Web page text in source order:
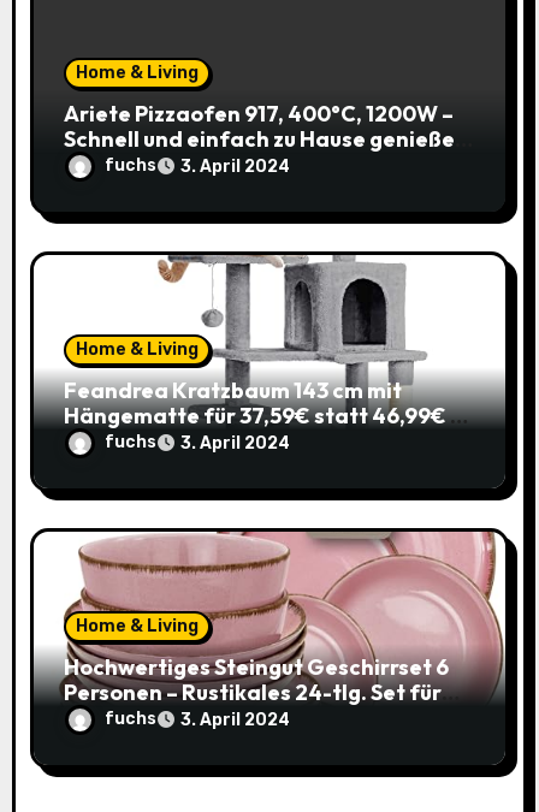
Home & Living
Ariete Pizzaofen 917, 400°C, 1200W –
Schnell und einfach zu Hause genießen!
(Prime)
fuchs 3. April 2024
Home & Living
Feandrea Kratzbaum 143 cm mit
Hängematte für 37,59€ statt 46,99€ –
Katzenspaß zum Sparpreis!
fuchs 3. April 2024
Home & Living
Hochwertiges Steingut Geschirrset 6
Personen – Rustikales 24-tlg. Set für
nur 49,95€ statt 119,95€
fuchs 3. April 2024